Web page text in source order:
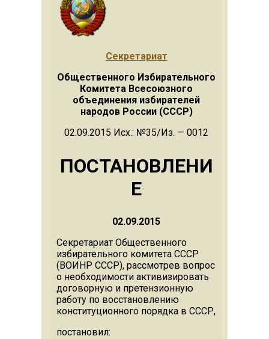
Секретариат
Общественного Избирательного
Комитета Всесоюзного
объединения избирателей
народов России (СССР)
02.09.2015 Исх.: №35/Из. — 0012
ПOСТАНOВЛEНИ
E
02.09.2015
Секретариат Общественного
избирательного комитета СССР
(ВОИНР СССР), рассмотрев вопрос
о необходимости активизировать
договорную и претензионную
работу по восстановлению
конституционного порядка в СССР,
постановил: